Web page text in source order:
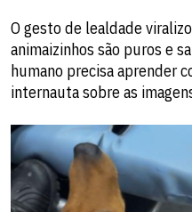
O gesto de lealdade
animaizinhos são puros e
humano precisa aprender
internauta sobre as